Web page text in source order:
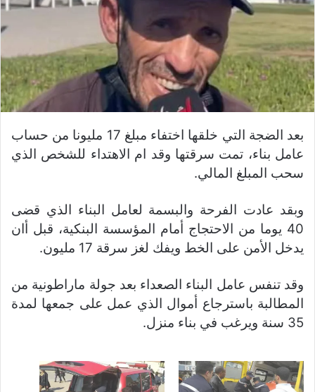
بعد الضجة التي خلقها اختفاء مبلغ 17 مليونا من حساب
عامل بناء، تمت سرقتها وقد ام الاهتداء للشخص الذي
سحب المبلغ المالي.
وبقد عادت الفرحة والبسمة لعامل البناء الذي قضى
40 يوما من الاحتجاج أمام المؤسسة البنكية، قبل أان
يدخل الأمن على الخط ويفك لغز سرقة 17 مليون.
وقد تنفس عامل البناء الصعداء بعد جولة ماراطونية من
المطالبة باسترجاع أموال الذي عمل على جمعها لمدة
35 سنة ويرغب في بناء منزل.